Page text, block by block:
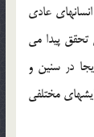
عادي
تحقق پيدا مي
در سنين و
مختلفي